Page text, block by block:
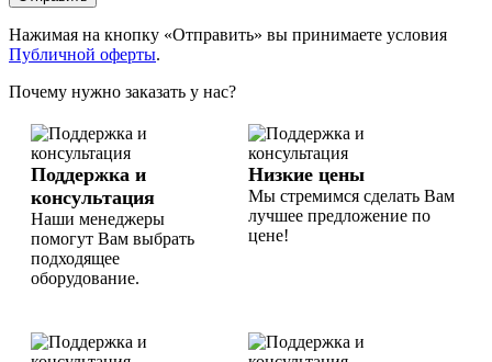
Нажимая на кнопку «Отправить» вы принимаете условия
Публичной оферты.
Почему нужно заказать у нас?
Поддержка и
консультация
Наши менеджеры
помогут Вам выбрать
подходящее
оборудование.
Низкие цены
Мы стремимся сделать Вам
лучшее предложение по
цене!